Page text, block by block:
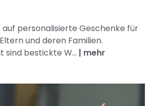
auf personalisierte Geschenke für
und deren Familien.
sind bestickte W... | mehr